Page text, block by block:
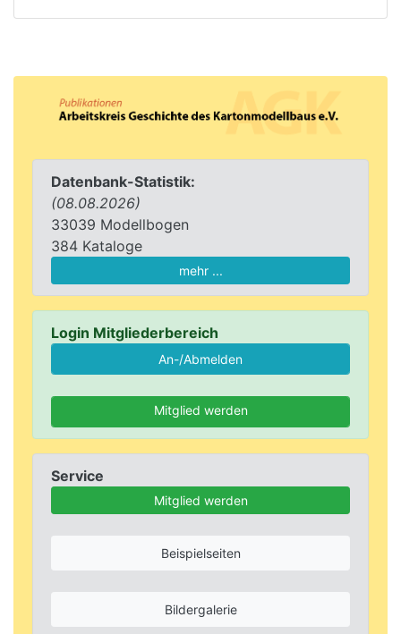
Datenbank-Statistik:
(08.08.2026)
33039 Modellbogen
384 Kataloge
mehr ...
Login Mitgliederbereich
Mitglied werden
Service
Mitglied werden
Beispielseiten
Bildergalerie